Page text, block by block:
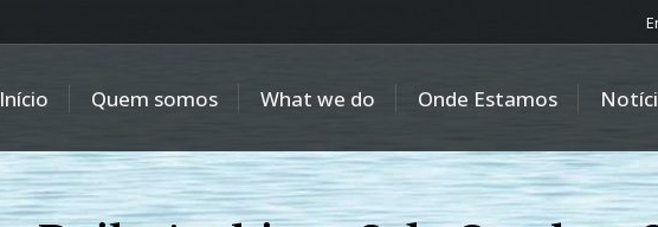
Início Quem somos What we do Onde Estamos